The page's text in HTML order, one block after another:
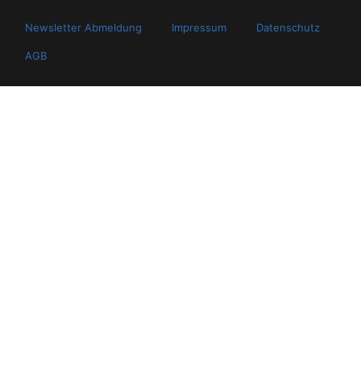
Newsletter Abmeldung Impressum Datenschutz
AGB